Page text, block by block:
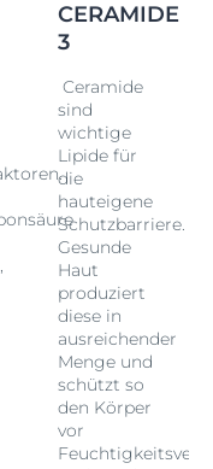
CERAMIDE
3
Ceramide
sind
wichtige
Lipide für
die
hauteigene
Schutzbarriere.
Gesunde
Haut
produziert
diese in
ausreichender
Menge und
schützt so
den Körper
vor